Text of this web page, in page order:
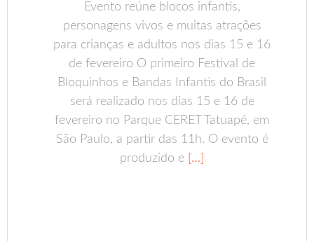
Evento reúne blocos infantis,
personagens vivos e muitas atrações
para crianças e adultos nos dias 15 e 16
de fevereiro O primeiro Festival de
Bloquinhos e Bandas Infantis do Brasil
será realizado nos dias 15 e 16 de
fevereiro no Parque CERET Tatuapé, em
São Paulo, a partir das 11h. O evento é
produzido e […]